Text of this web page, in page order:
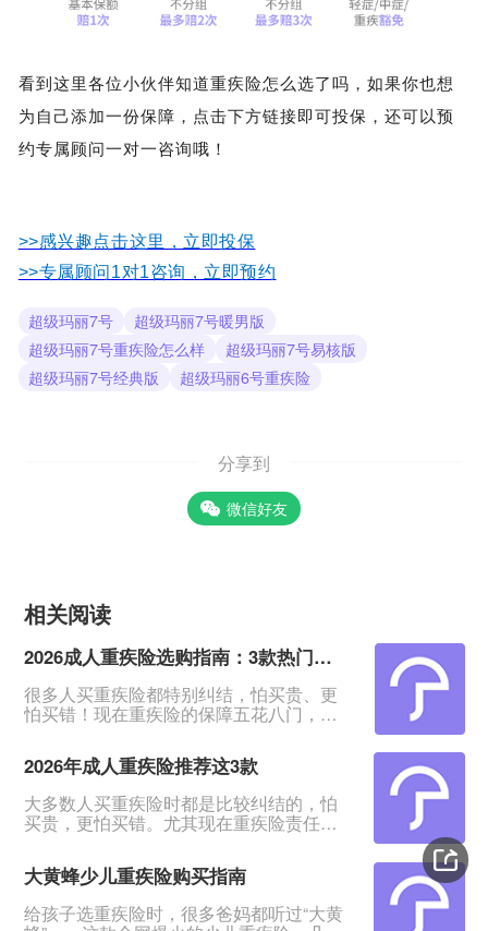
看到这里各位小伙伴知道重疾险怎么选了吗，如果你也想
为自己添加一份保障，点击下方链接即可投保，还可以预
约专属顾问一对一咨询哦！
>>感兴趣点击这里，立即投保
>>专属顾问1对1咨询，立即预约
超级玛丽7号
超级玛丽7号暖男版
超级玛丽7号重疾险怎么样
超级玛丽7号易核版
超级玛丽7号经典版
超级玛丽6号重疾险
分享到
微信好友
相关阅读
2026成人重疾险选购指南：3款热门产品全面测评
很多人买重疾险都特别纠结，怕买贵、更
怕买错！现在重疾险的保障五花八门，条
专门对比整理了2026年市面上口碑、性价
比都靠前的3款成人重疾险，不管你是预算
有限、身体健康，还是身体有点小异常、
不好投保，都能从中挑到合适的。&nbsp;
一、君龙超级玛丽16号Pro：普通人首选，
重疾险里的性价比王
2026年成人重疾险推荐这3款
大多数人买重疾险时都是比较纠结的，怕
买贵，更怕买错。尤其现在重疾险责任越
比整理，给大家挑出成人重疾险榜单前列
的3款产品，适合各种预算、不同身体状况
的人群。&nbsp;如果你打算买重疾险，如
果你带病投保，或者预算紧张，这3款产品
大黄蜂少儿重疾险购买指南
给孩子选重疾险时，很多爸妈都听过“大黄